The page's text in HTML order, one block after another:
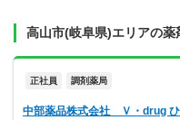
高山市(岐阜県)エリアの薬
正社員 調剤薬局
中部薬品株式会社 Ｖ・drug ひ